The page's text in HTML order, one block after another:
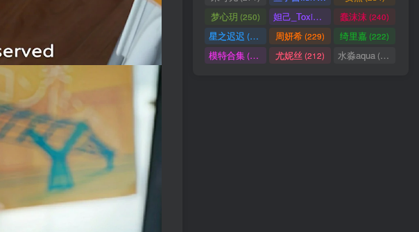
梦心玥 (250) 妲己_Toxic(247)蠢沫沫(240)
星之迟迟 (238) 周妍希(229) 绮里嘉(222)
模特合集(218) 尤妮丝 (212) 水淼aqua (172)